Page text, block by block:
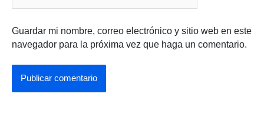
Guardar mi nombre, correo electrónico y sitio web en este
navegador para la próxima vez que haga un comentario.